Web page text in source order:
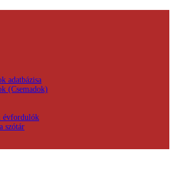
adatbázisa
(Csemadok)
évfordulók
szótár